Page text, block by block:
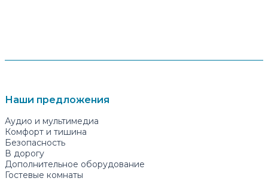
Наши предложения
Аудио и мультимедиа
Комфорт и тишина
Безопасность
В дорогу
Дополнительное оборудование
Гостевые комнаты